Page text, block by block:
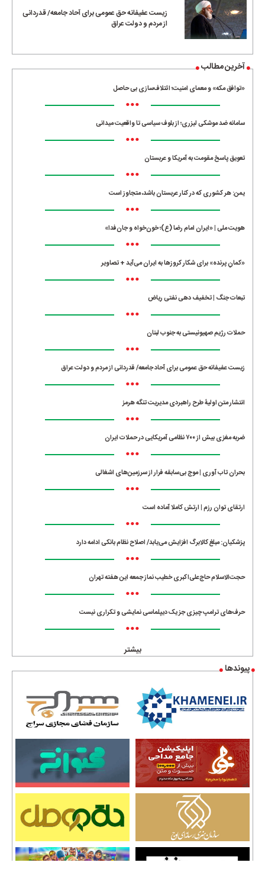
زیست عفیفانه حق عمومی برای آحاد جامعه/ قدردانی
از مردم و دولت عراق
آخرین مطالب
«توافق مکه» و معمای امنیت؛ ائتلاف‌سازی بی حاصل
•••
سامانه ضد موشکی لیزری؛ از بلوف سیاسی تا واقعیت میدانی
•••
تعویق پاسخ مقومت به آمریکا و عربستان
•••
یمن: هر کشوری که در کنار عربستان باشد، متجاوز است
•••
هویت ملی | «ایران امام رضا (ع)؛ خون‌خواه و جان‌فدا»
•••
«کمانِ پرنده» برای شکار کروزها به ایران می‌آید + تصاویر
•••
تبعات جنگ | تخفیف دهی نفتی ریاض
•••
حملات رژیم صهیونیستی به جنوب لبنان
•••
زیست عفیفانه حق عمومی برای آحاد جامعه/ قدردانی از مردم و دولت عراق
•••
انتشار متن اولیۀ طرح راهبردی مدیریت تنگه هرمز
•••
ضربه مغزی بیش از ۷۰۰ نظامی آمریکایی در حملات ایران
•••
بحران تاب آوری | موج بی‌سابقه فرار از سرزمین‌های اشغالی
•••
ارتقای توان رزم | ارتش کاملا آماده است
•••
پزشکیان: مبلغ کالابرگ افزایش می‌یابد/ اصلاح نظام بانکی ادامه دارد
•••
حجت‌الاسلام حاج‌علی‌اکبری خطیب نماز جمعه این هفته تهران
•••
حرف‌های ترامپ چیزی جز یک دیپلماسی نمایشی و تکراری نیست
•••
بیشتر
پیوندها